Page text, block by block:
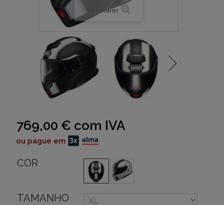
Ver maior
769,00 € com IVA
ou pague em
COR
TAMANHO